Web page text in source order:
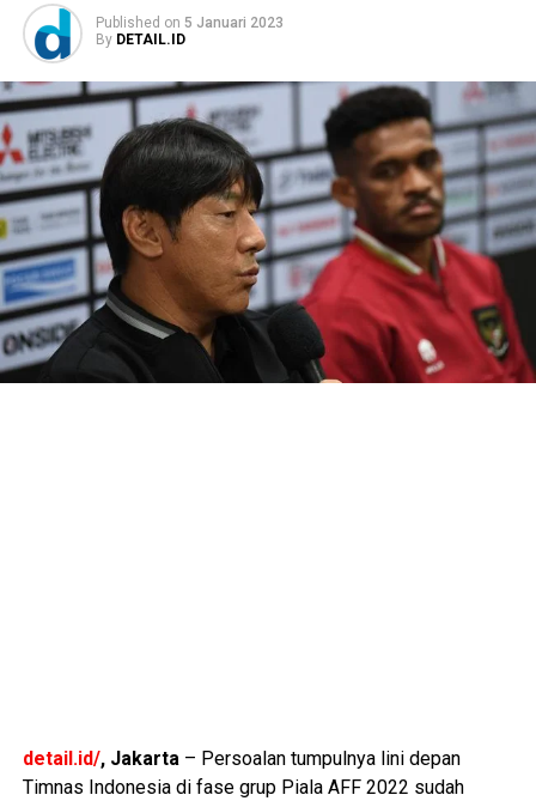
Published on 5 Januari 2023
By DETAIL.ID
detail.id/, Jakarta– Persoalan tumpulnya lini depan
Timnas Indonesia di fase grup Piala AFF 2022 sudah